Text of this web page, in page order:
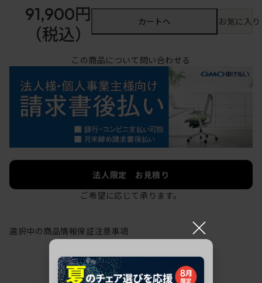
91,900円
（税込）
カートへ お気に入
この商品について問い合わせる
法人限定 お見積り
ご希望に応じて承ります。
選択中の商品情報保証注意事項 ×